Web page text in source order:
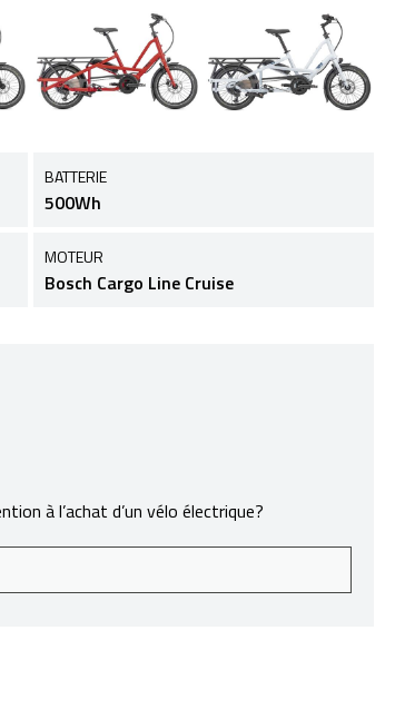
BATTERIE
500Wh
MOTEUR
Bosch Cargo Line Cruise
à l’achat d’un vélo électrique?